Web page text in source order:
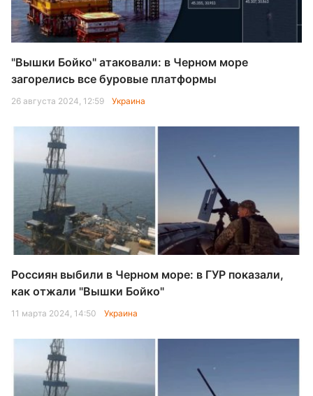
"Вышки Бойко" атаковали: в Черном море
загорелись все буровые платформы
26 августа 2024, 12:59 Украина
Россиян выбили в Черном море: в ГУР показали,
как отжали "Вышки Бойко"
11 марта 2024, 14:50 Украина